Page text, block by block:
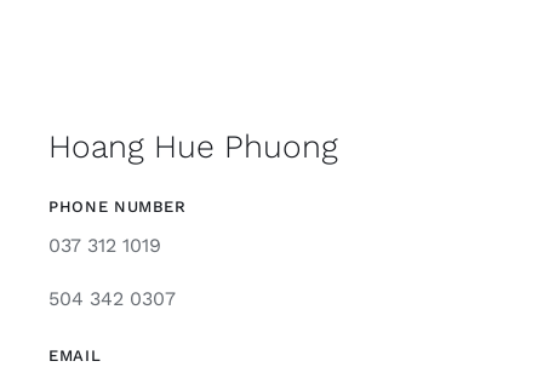
Hoang Hue Phuong
PHONE NUMBER
037 312 1019
504 342 0307
EMAIL